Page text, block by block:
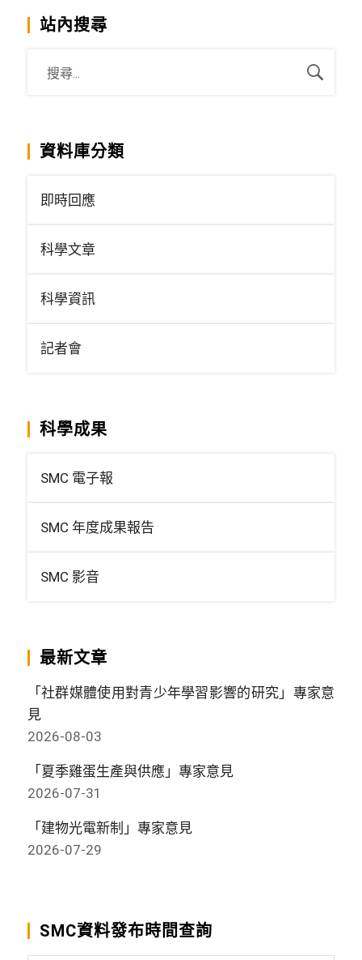
站內搜尋
資料庫分類
即時回應
科學文章
科學資訊
記者會
科學成果
SMC 電子報
SMC 年度成果報告
SMC 影音
最新文章
「社群媒體使用對青少年學習影響的研究」專家意
見
2026-08-03
「夏季雞蛋生產與供應」專家意見
2026-07-31
「建物光電新制」專家意見
2026-07-29
SMC資料發布時間查詢